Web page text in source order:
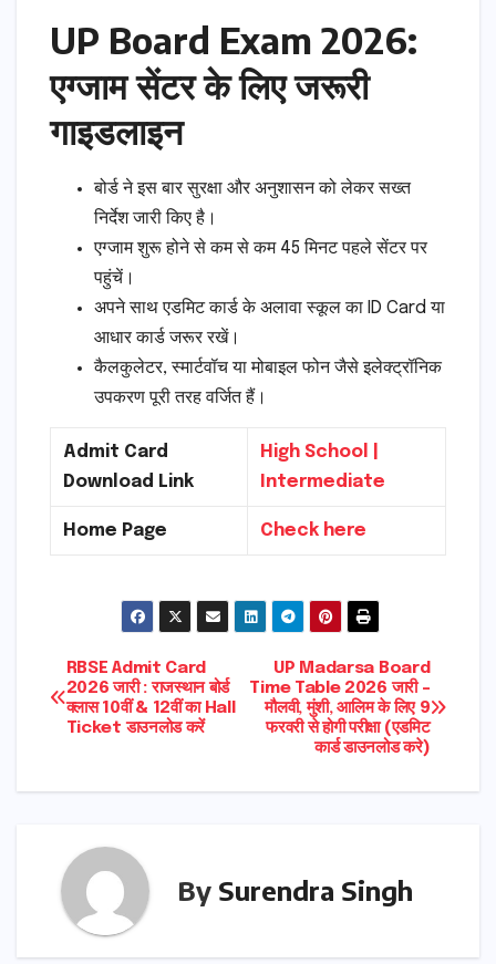
UP Board Exam 2026:
एग्जाम सेंटर के लिए जरूरी
गाइडलाइन
बोर्ड ने इस बार सुरक्षा और अनुशासन को लेकर सख्त
निर्देश जारी किए है।
एग्जाम शुरू होने से कम से कम 45 मिनट पहले सेंटर पर
पहुंचें।
अपने साथ एडमिट कार्ड के अलावा स्कूल का ID Card या
आधार कार्ड जरूर रखें।
कैलकुलेटर, स्मार्टवॉच या मोबाइल फोन जैसे इलेक्ट्रॉनिक
उपकरण पूरी तरह वर्जित हैं।
Admit Card
Download Link
High School |
Intermediate
Home Page Check here
Post
navigation
UP Madarsa Board
Time Table 2026 जारी –
मौलवी, मुंशी, आलिम के लिए 9
फरवरी से होगी परीक्षा (एडमिट
कार्ड डाउनलोड करे)
RBSE Admit Card
2026 जारी : राजस्थान बोर्ड
क्लास 10वीं & 12वीं का Hall
Ticket डाउनलोड करें
By Surendra Singh